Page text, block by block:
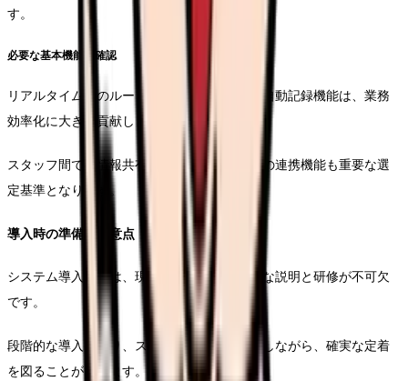
す。
必要な基本機能の確認
リアルタイムでのルート変更や、訪問実績の自動記録機能は、業務
効率化に大きく貢献します。
スタッフ間での情報共有機能や、訪問記録との連携機能も重要な選
定基準となります。
導入時の準備と注意点
システム導入の際は、現場スタッフへの丁寧な説明と研修が不可欠
です。
段階的な導入により、スタッフの負担を軽減しながら、確実な定着
を図ることができます。